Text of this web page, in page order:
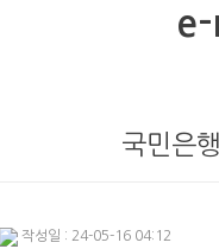
국민은
작성일 : 24-05-16 04:12